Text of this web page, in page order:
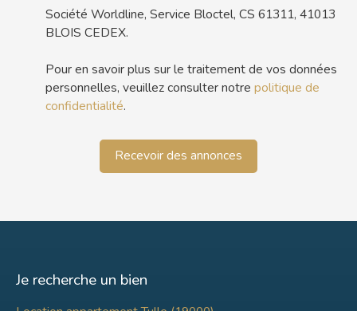
Société Worldline, Service Bloctel, CS 61311, 41013
BLOIS CEDEX.
Pour en savoir plus sur le traitement de vos données
personnelles, veuillez consulter notre politique de
confidentialité.
Recevoir des annonces
Je recherche un bien